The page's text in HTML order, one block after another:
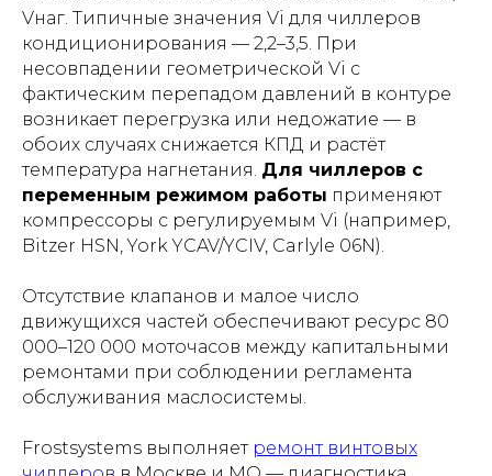
Vнаг. Типичные значения Vi для чиллеров
кондиционирования — 2,2–3,5. При
несовпадении геометрической Vi с
фактическим перепадом давлений в контуре
возникает перегрузка или недожатие — в
обоих случаях снижается КПД и растёт
температура нагнетания. Для чиллеров с
переменным режимом работы применяют
компрессоры с регулируемым Vi (например,
Bitzer HSN, York YCAV/YCIV, Carlyle 06N).
Отсутствие клапанов и малое число
движущихся частей обеспечивают ресурс 80
000–120 000 моточасов между капитальными
ремонтами при соблюдении регламента
обслуживания маслосистемы.
Frostsystems выполняет ремонт винтовых